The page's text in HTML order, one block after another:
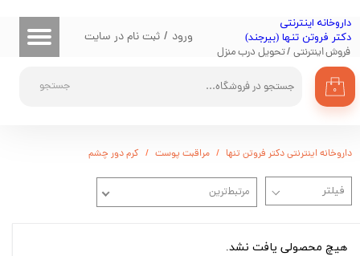
​داروخانه اینترنتی
دکتر فروتن تنها (بیرجند)
فروش اینترنتی / تحویل درب منزل
جستجو ۰
ورود / ثبت نام در سایت
حساب کاربری من
تغییر گذر واژه
سفارشات
خروج از حساب کاربری
داروخانه اینترنتی دکتر فروتن تنها مراقبت پوست کرم دور چشم
مرتبط‌ترین
هیچ محصولی یافت نشد.